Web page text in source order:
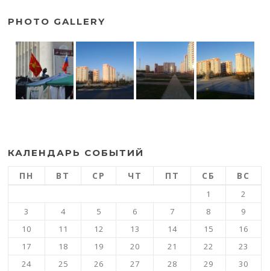
PHOTO GALLERY
КАЛЕНДАРЬ СОБЫТИЙ
ПН ВТ СР ЧТ ПТ СБ ВС
1
2
3
4 5 6 7 8
9
10
11 12 13 14 15
16
17
18 19 20 21 22
23
24
25 26 27 28 29
30